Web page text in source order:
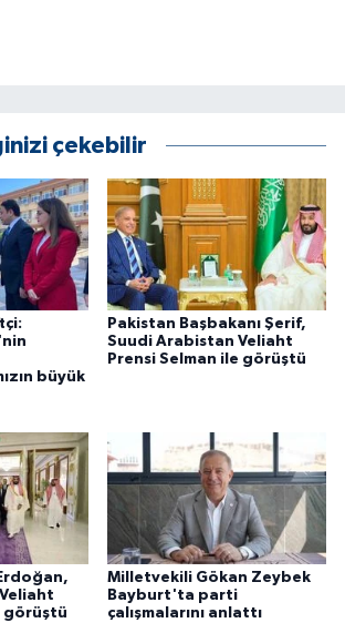
çekebilir
büyük
Pakistan Başbakanı Şerif,
Suudi Arabistan Veliaht
Prensi Selman ile görüştü
görüştü
Milletvekili Gökan Zeybek
Bayburt'ta parti
çalışmalarını anlattı